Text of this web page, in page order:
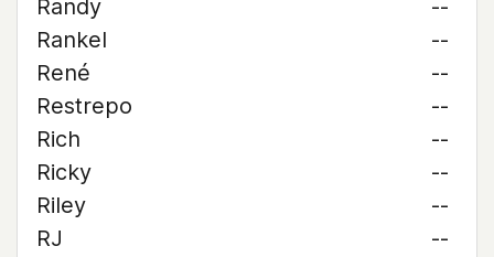
Randy
--
Rankel
--
René
--
Restrepo
--
Rich
--
Ricky
--
Riley
--
RJ
--